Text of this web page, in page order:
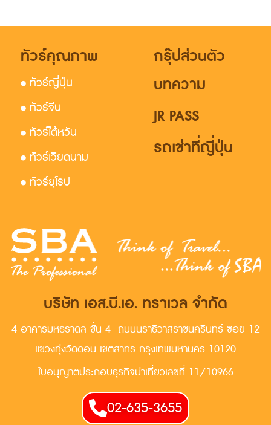
ทัวร์คุณภาพ
• ทัวร์ญี่ปุ่น
• ทัวร์จีน
• ทัวร์ไต้หวัน
• ทัวร์เวียดนาม
• ทัวร์ยุโรป
กรุ๊ปส่วนตัว
บทความ
JR PASS
รถเช่าที่ญี่ปุ่น
บริษัท เอส.บี.เอ. ทราเวล จำกัด
4 อาคารมหธราดล ชั้น 4 ถนนนราธิวาสราชนครินทร์ ซอย 12
แขวงทุ่งวัดดอน เขตสาทร กรุงเทพมหานคร 10120
ใบอนุญาตประกอบธุรกิจน่าเที่ยวเลขที่ 11/10966
02-635-3655